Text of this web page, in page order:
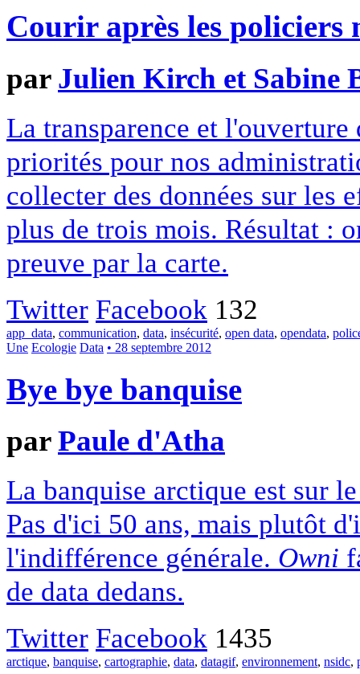
Courir après les policiers
par Julien Kirch et Sabine
La transparence et l'ouverture
priorités pour nos
collecter des données sur les
plus de trois mois. Résultat :
preuve par la carte.
Twitter Facebook 132
app_data, communication, data, insécurité, open data, opendata,
Une Ecologie Data • 28 septembre 2012
Bye bye banquise
parPaule d'Atha
La banquise arctique est sur
Pas d'ici 50 ans, mais plutôt
l'indifférence générale. Owni
de data dedans.
Twitter Facebook 1435
arctique, banquise, cartographie, data, datagif, environnement, nsidc,